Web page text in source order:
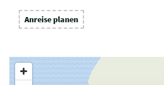
Anreise planen